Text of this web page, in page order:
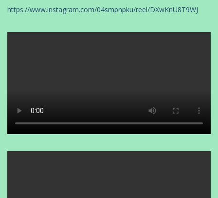
https://www.instagram.com/04smpnpku/reel/DXwKnU8T9WJ